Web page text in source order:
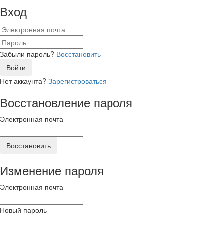
Вход
Забыли пароль? Восстановить
Войти
Нет аккаунта? Зарегистроваться
Восстановление пароля
Электронная почта
Восстановить
Изменение пароля
Электронная почта
Новый пароль